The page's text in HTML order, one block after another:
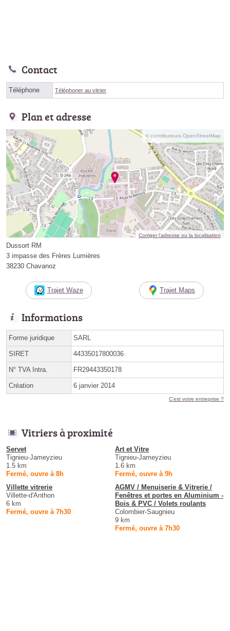
Contact
Téléphone Téléphoner au vitrier
Plan et adresse
© contributeurs OpenStreetMap
Corriger l’adresse ou la localisation
Dussort RM
3 impasse des Frères Lumières
38230 Chavanoz
Trajet Waze Trajet Maps
Informations
Forme juridique SARL
SIRET 44335017800036
N° TVA Intra. FR29443350178
Création 6 janvier 2014
C'est votre entreprise ?
Vitriers à proximité
Servet
Tignieu-Jameyzieu
1.5 km
Fermé, ouvre à 8h
Art et Vitre
Tignieu-Jameyzieu
1.6 km
Fermé, ouvre à 9h
Villette vitrerie
Villette-d'Anthon
6 km
Fermé, ouvre à 7h30
AGMV / Menuiserie & Vitrerie /
Fenêtres et portes en Aluminium -
Bois & PVC / Volets roulants
Colombier-Saugnieu
9 km
Fermé, ouvre à 7h30